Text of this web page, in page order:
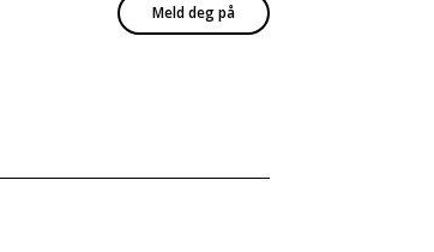
Meld deg på